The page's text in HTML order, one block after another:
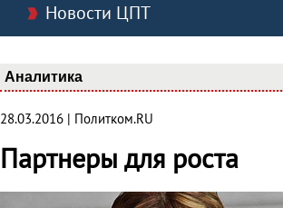
Новости ЦПТ
Аналитика
28.03.2016 | Политком.RU
Партнеры для роста